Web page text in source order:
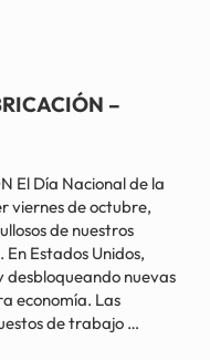
– 6 de diciembre
–
El Día Nacional de la
viernes de octubre,
de nuestros
En Estados Unidos,
desbloqueando nuevas
economía. Las
de trabajo …